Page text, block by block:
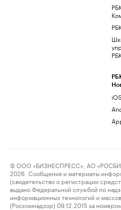
iOS
© ООО «БИЗНЕСПРЕСС», АО
2026. Сообщения и материалы
(свидетельство о регистрации
выдано Федеральной службой по
информационных технологий и
(Роскомнадзор) 09.12.2015 за